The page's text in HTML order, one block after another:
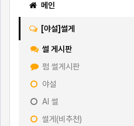
메인
[야설]썰게
썰 게시판
펌 썰게시판
야설
AI 썰
썰게(비추천)